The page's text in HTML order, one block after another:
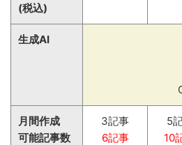
(税込)
生成AI
月間作成
可能記事数
3記事
6記事
5
10